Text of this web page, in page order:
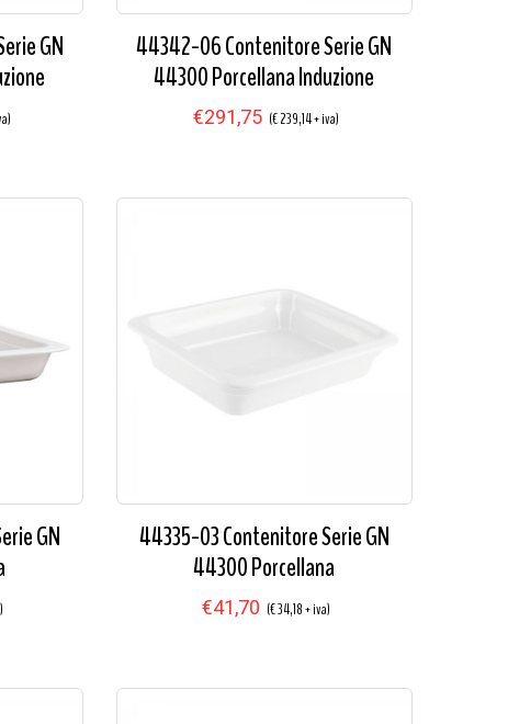
GN
44342-06 Contenitore Serie GN
44300 Porcellana Induzione
€291,75 (€ 239,14 + iva)
GN
44335-03 Contenitore Serie GN
44300 Porcellana
€41,70 (€ 34,18 + iva)